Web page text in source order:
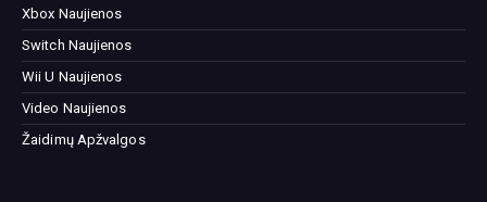
Xbox Naujienos
Switch Naujienos
Wii U Naujienos
Video Naujienos
Žaidimų Apžvalgos